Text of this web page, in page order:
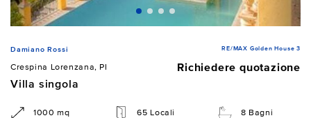
Damiano Rossi RE/MAX Golden House 3
Crespina Lorenzana, PI
Richiedere quotazione
Villa singola
1000 mq 65 Locali 8 Bagni